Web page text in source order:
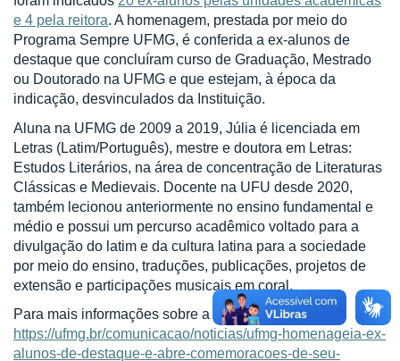
e 4 pela reitora. A homenagem, prestada por meio do
Programa Sempre UFMG, é conferida a ex-alunos de
destaque que concluíram curso de Graduação, Mestrado
ou Doutorado na UFMG e que estejam, à época da
indicação, desvinculados da Instituição.
Aluna na UFMG de 2009 a 2019, Júlia é licenciada em
Letras (Latim/Português), mestre e doutora em Letras:
Estudos Literários, na área de concentração de Literaturas
Clássicas e Medievais. Docente na UFU desde 2020,
também lecionou anteriormente no ensino fundamental e
médio e possui um percurso acadêmico voltado para a
divulgação do latim e da cultura latina para a sociedade
por meio do ensino, traduções, publicações, projetos de
extensão e participações musicais em coral.
Para mais informações sobre a cerimônia:
https://ufmg.br/comunicacao/noticias/ufmg-homenageia-ex-
alunos-de-destaque-e-abre-comemoracoes-de-seu-